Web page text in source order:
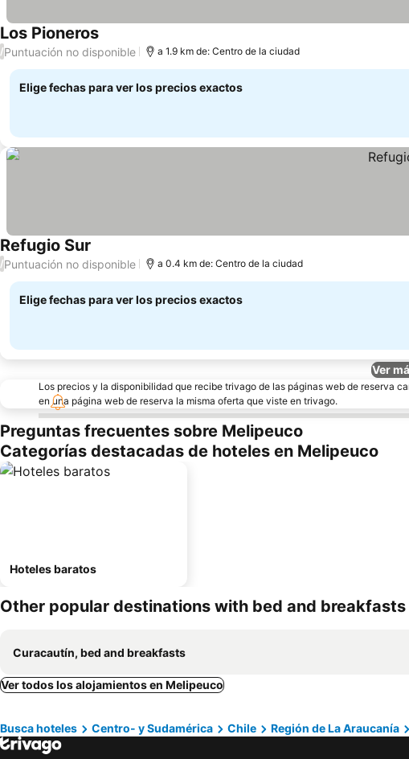
Los Pioneros
/Puntuación no disponible a 1.9 km de: Centro de la ciudad
Elige fechas para ver los precios exactos
Refugio Sur
/Puntuación no disponible a 0.4 km de: Centro de la ciudad
Elige fechas para ver los precios exactos
Ver
Los precios y la disponibilidad que recibe trivago de las páginas web de reserva
en una página web de reserva la misma oferta que viste en trivago.
Preguntas frecuentes sobre Melipeuco
Categorías destacadas de hoteles en Melipeuco
Hoteles baratos
Other popular destinations with bed and breakfasts
Curacautín, bed and breakfasts
Ver todos los alojamientos en Melipeuco
Busca hoteles Centro- y Sudamérica Chile Región de La Araucanía